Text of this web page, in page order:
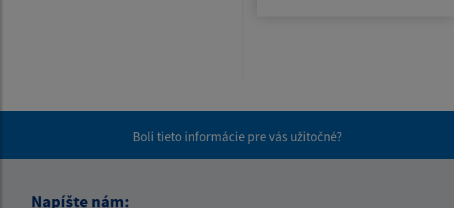
Boli tieto informácie pre vás užitočné?
Napíšte nám: